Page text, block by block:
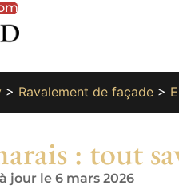
> Ravalement de façade >
: tout
jour le 6 mars 2026